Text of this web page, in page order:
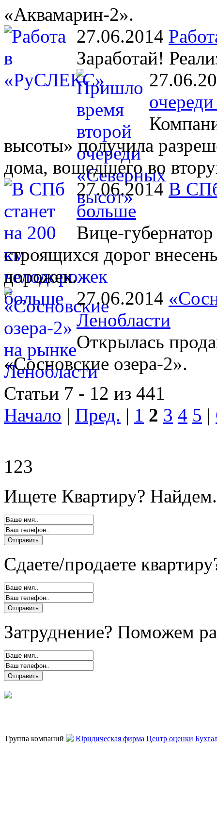
«Аквамарин-2».
27.06.2014
Заработай!
высоты» получила
дома, вошедшего во
27.06.2014 В
больше
Вице-
строящихся дорог
дорожек.
27.06.2014
Ленобласти
Открылась
«Сосновские озера-2».
Статьи 7 - 12 из 441
Начало | Пред. | 1 2 3 4 5 |
123
Ищете Квартиру?
Сдаете/продаете
Затруднение? Поможем
Группа компаний Юридическая фирма Центр оценки